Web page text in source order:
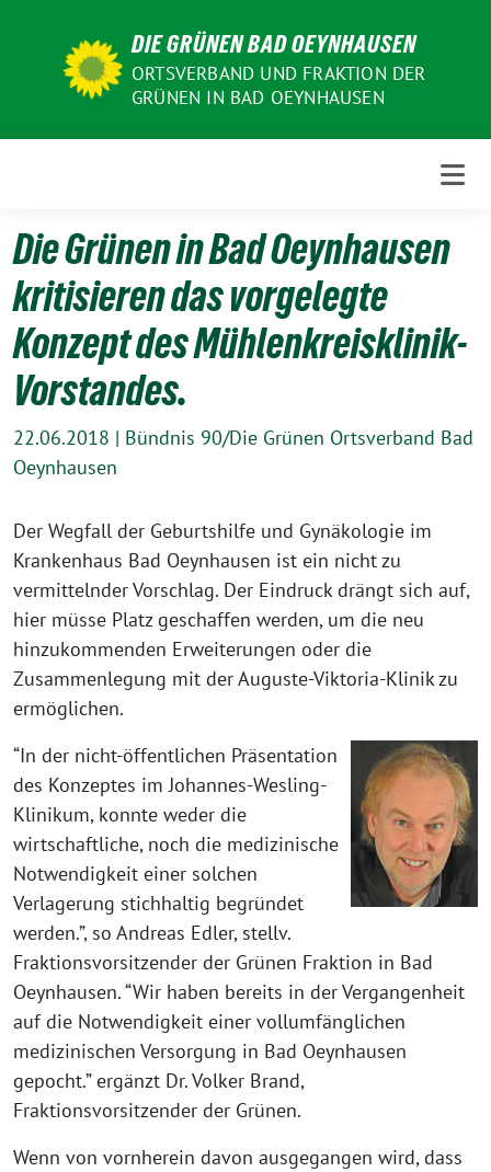
DIE GRÜNEN BAD OEYNHAUSEN
ORTSVERBAND UND FRAKTION DER
GRÜNEN IN BAD OEYNHAUSEN
Die Grünen in Bad Oeynhausen
kritisieren das vorgelegte
Konzept des Mühlenkreisklinik-
Vorstandes.
22.06.2018 | Bündnis 90/Die Grünen Ortsverband Bad
Oeynhausen
Der Wegfall der Geburtshilfe und Gynäkologie im
Krankenhaus Bad Oeynhausen ist ein nicht zu
vermittelnder Vorschlag. Der Eindruck drängt sich auf,
hier müsse Platz geschaffen werden, um die neu
hinzukommenden Erweiterungen oder die
Zusammenlegung mit der Auguste-Viktoria-Klinik zu
ermöglichen.
“In der nicht-öffentlichen Präsentation
des Konzeptes im Johannes-Wesling-
Klinikum, konnte weder die
wirtschaftliche, noch die medizinische
Notwendigkeit einer solchen
Verlagerung stichhaltig begründet
werden.”, so Andreas Edler, stellv.
Fraktionsvorsitzender der Grünen Fraktion in Bad
Oeynhausen. “Wir haben bereits in der Vergangenheit
auf die Notwendigkeit einer vollumfänglichen
medizinischen Versorgung in Bad Oeynhausen
gepocht.” ergänzt Dr. Volker Brand,
Fraktionsvorsitzender der Grünen.
Wenn von vornherein davon ausgegangen wird, dass